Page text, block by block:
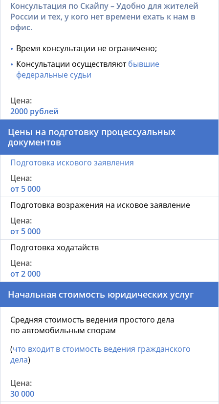
Консультация по Скайпу – Удобно для жителей
России и тех, у кого нет времени ехать к нам в
офис.
Время консультации не ограничено;
Консультации осуществляютбывшие
федеральные судьи
2000 рублей
Цены на подготовку процессуальных
документов
Подготовка искового заявления
от 5 000
Подготовка возражения на исковое заявление
от 5 000
Подготовка ходатайств
от 2 000
Начальная стоимость юридических услуг
Средняя стоимость ведения простого дела
по автомобильным спорам
(что входит в стоимость ведения гражданского
дела)
30 000